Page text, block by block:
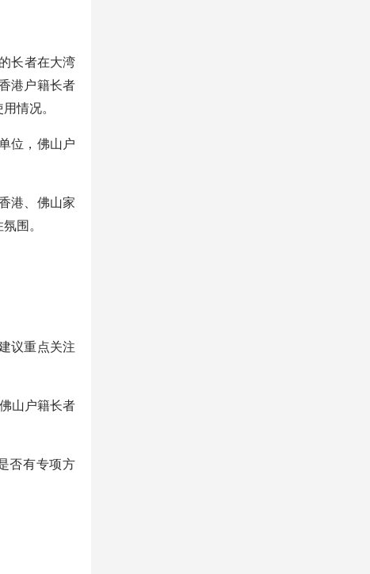
长者在大湾
港户籍长者
情况。
位，佛山户
港、佛山家
围。
议重点关注
山户籍长者
否有专项方